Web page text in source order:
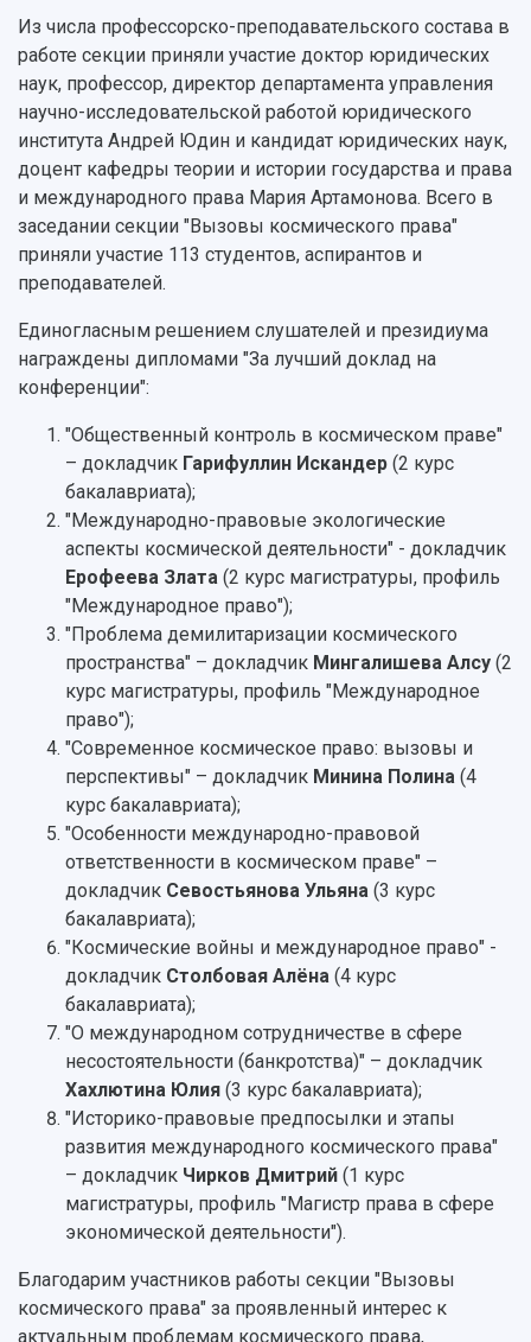
Научные подразделения
Отделы и службы
Общественные организации
Институт искусственного интеллекта
Инжиниринговый центр
Аграрный карбоновый полигон
Архив
Фирменный стиль
Устойчивое развитие
Кампус
3D-тур по университету
Музеи
Учебный аэродром
Центр истории авиационных двигателей
Ботанический сад
Умный дом бабочек
Международный межвузовский кампус
Сведения об образовательной организации
Официальные документы
основ законодательства РФ
Платные образовательные услуги
Скидки на обучение
Подготовительные курсы
Библиотека
Видеолекции
Подразделения научного обслуживания
Организационные документы
Результаты научно-исследовательской
деятельности
Научно-технические разработки
Конкурсы научных проектов и грантов
Областной конкурс "Молодой учёный"
Отчеты о научно-исследовательской
деятельности
Журналы Самарского университета
Патенты
Публикации и издания
Отчеты о проведенных конференциях
Из числа профессорско-преподавательского состава в
работе секции приняли участие доктор юридических
наук, профессор, директор департамента управления
научно-исследовательской работой юридического
института Андрей Юдин и кандидат юридических наук,
доцент кафедры теории и истории государства и права
и международного права Мария Артамонова. Всего в
заседании секции "Вызовы космического права"
приняли участие 113 студентов, аспирантов и
преподавателей.
Единогласным решением слушателей и президиума
награждены дипломами "За лучший доклад на
конференции":
"Общественный контроль в космическом праве"
– докладчик Гарифуллин Искандер (2 курс
бакалавриата);
"Международно-правовые экологические
аспекты космической деятельности" - докладчик
Ерофеева Злата (2 курс магистратуры, профиль
"Международное право");
"Проблема демилитаризации космического
пространства" – докладчик Мингалишева Алсу (2
курс магистратуры, профиль "Международное
право");
"Современное космическое право: вызовы и
перспективы" – докладчик Минина Полина (4
курс бакалавриата);
"Особенности международно-правовой
ответственности в космическом праве" –
докладчик Севостьянова Ульяна (3 курс
бакалавриата);
"Космические войны и международное право" -
докладчик Столбовая Алёна (4 курс
бакалавриата);
"О международном сотрудничестве в сфере
несостоятельности (банкротства)" – докладчик
Хахлютина Юлия (3 курс бакалавриата);
"Историко-правовые предпосылки и этапы
развития международного космического права"
– докладчик Чирков Дмитрий (1 курс
магистратуры, профиль "Магистр права в сфере
экономической деятельности").
Благодарим участников работы секции "Вызовы
космического права" за проявленный интерес к
актуальным проблемам космического права,